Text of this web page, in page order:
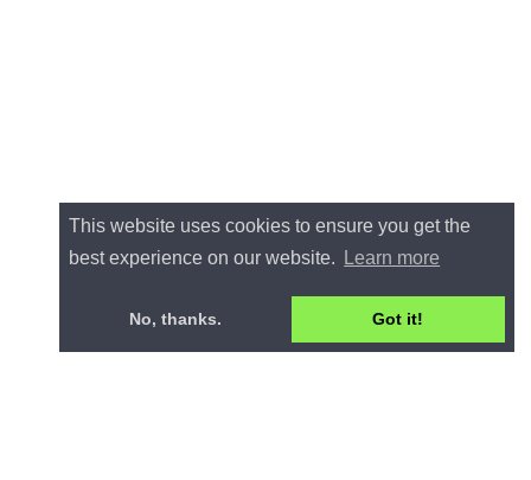
This website uses cookies to ensure you get the
best experience on our website.
Learn more
No, thanks. Got it!